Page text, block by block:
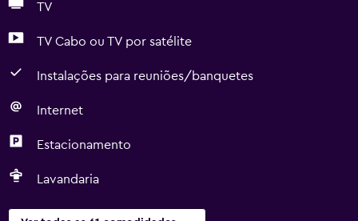
TV
TV Cabo ou TV por satélite
Instalações para reuniões/banquetes
Internet
Estacionamento
Lavandaria